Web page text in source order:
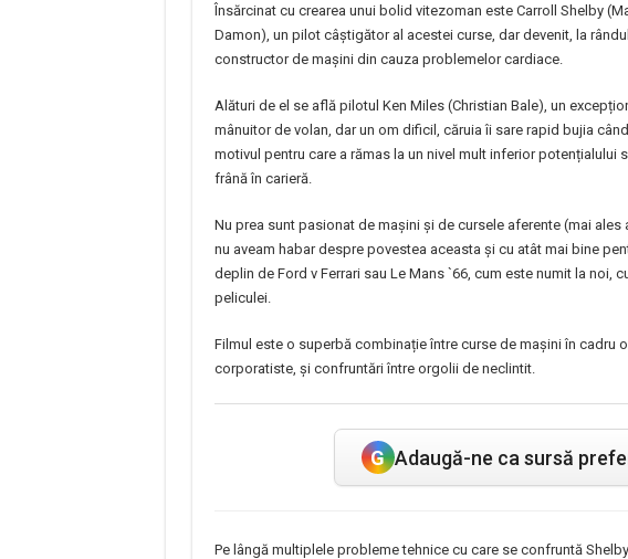
Însărcinat cu crearea unui bolid vitezoman este Carroll Shelby
Damon), un pilot câștigător al acestei curse, dar devenit, la
constructor de mașini din cauza problemelor cardiace.
Alături de el se află pilotul Ken Miles (Christian Bale), un
mânuitor de volan, dar un om dificil, căruia îi sare rapid bujia
motivul pentru care a rămas la un nivel mult inferior potențialului
frână în carieră.
Nu prea sunt pasionat de mașini și de cursele aferente (mai
nu aveam habar despre povestea aceasta și cu atât mai bine
deplin de Ford v Ferrari sau Le Mans `66, cum este numit la noi,
peliculei.
Filmul este o superbă combinație între curse de mașini în cadru
corporatiste, și confruntări între orgolii de neclintit.
G Adaugă-ne ca sursă
Pe lângă multiplele probleme tehnice cu care se confruntă